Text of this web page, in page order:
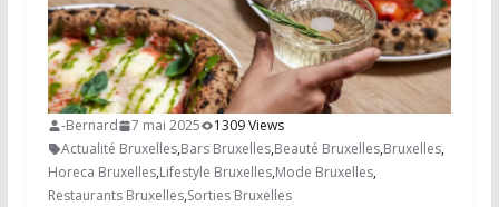
-Bernard 7 mai 2025
1309 Views
Actualité Bruxelles,Bars Bruxelles,Beauté Bruxelles,Bruxelles,
Horeca Bruxelles,Lifestyle Bruxelles,Mode Bruxelles,
Restaurants Bruxelles,Sorties Bruxelles